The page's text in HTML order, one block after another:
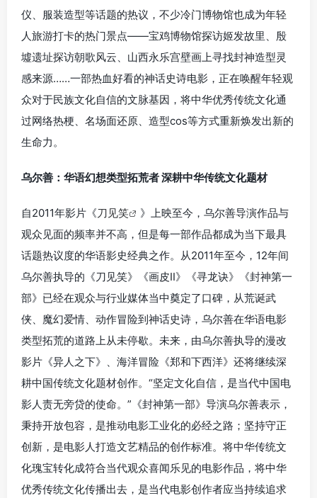
仪、服装造型等话题的热议，不少冷门博物馆也成为年轻
人旅游打卡的热门景点——宝鸡博物馆探访姬发故里、殷
墟遗址探访朝歌风云、山西永乐宫壁画上寻找封神造型灵
感来源……一部热血好看的神话史诗电影，正在唤醒年轻观
众对于民族文化自信的文脉基因，将中华优秀传统文化通
过网络热梗、名场面还原、造型cos等方式重新焕发出新的
生命力。
乌尔善：华语幻想类型拓荒者 深耕中华传统文化题材
自2011年影片《刀见笑
》上映至今，乌尔善导演作品与
观众见面的频率并不高，但是每一部作品都成为当下最具
话题热议度的华语影史经典之作。从2011年至今，12年间
乌尔善执导的《刀见笑》《画皮II》《寻龙诀》《封神第一
部》已经在观众与行业媒体当中奠定了口碑，从荒诞武
侠、魔幻爱情、动作冒险到神话史诗，乌尔善在华语电影
类型拓荒的道路上从未停歇。未来，由乌尔善执导的漫改
影片《异人之下》、海洋冒险《郑和下西洋》还将继续深
耕中国传统文化题材创作。“坚定文化自信，是当代中国电
影人责无旁贷的使命。”《封神第一部》导演乌尔善表示，
秉持开放包容，是推动电影工业化的必经之路；坚持守正
创新，是电影人打造文艺精品的创作标准。将中华传统文
化瑰宝转化成符合当代观众喜闻乐见的电影作品，将中华
优秀传统文化传播出去，是当代电影创作者应当持续追求